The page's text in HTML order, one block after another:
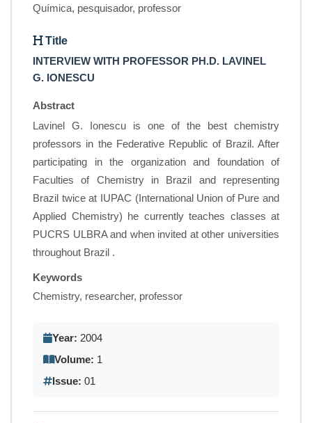
Química, pesquisador, professor
Title
INTERVIEW WITH PROFESSOR PH.D. LAVINEL
G. IONESCU
Abstract
Lavinel G. Ionescu is one of the best chemistry
professors in the Federative Republic of Brazil. After
participating in the organization and foundation of
Faculties of Chemistry in Brazil and representing
Brazil twice at IUPAC (International Union of Pure and
Applied Chemistry) he currently teaches classes at
PUCRS ULBRA and when invited at other universities
throughout Brazil .
Keywords
Chemistry, researcher, professor
Year: 2004
Volume: 1
Issue: 01